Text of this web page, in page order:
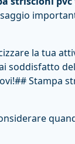
la tua
soddisfatto
Stampa